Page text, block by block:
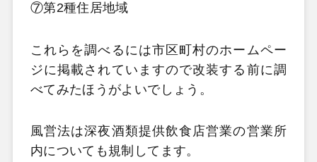
⑦第2種住居地域
これらを調べるには市区町村のホームペー
ジに掲載されていますので改装する前に調
べてみたほうがよいでしょう。
風営法は深夜酒類提供飲食店営業の営業所
内についても規制してます。